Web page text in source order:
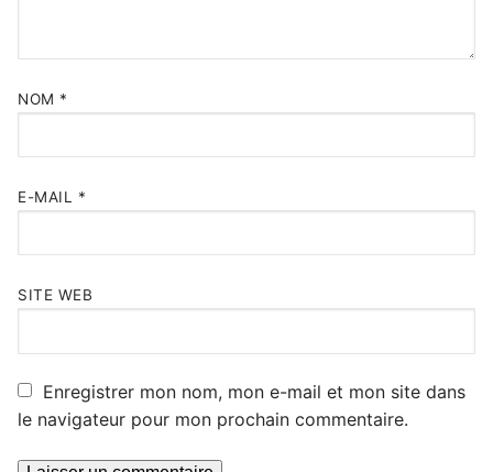
NOM *
E-MAIL *
SITE WEB
Enregistrer mon nom, mon e-mail et mon site dans
le navigateur pour mon prochain commentaire.